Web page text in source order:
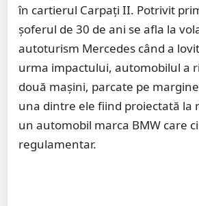
în cartierul Carpați II. Potrivit
șoferul de 30 de ani se afla la
autoturism Mercedes când a
urma impactului, automobilul a
două mașini, parcate pe
una dintre ele fiind proiectată la
un automobil marca BMW care
regulamentar.